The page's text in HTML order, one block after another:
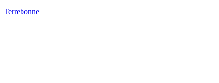
Terrebonne